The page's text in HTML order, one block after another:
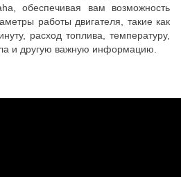
обеспечивая вам возможность
работы двигателя, такие как
расход топлива, температуру,
и другую важную информацию.